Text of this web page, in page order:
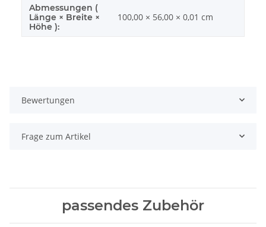
Abmessungen (
Länge × Breite ×
Höhe ):
100,00 × 56,00 × 0,01 cm
Bewertungen
Frage zum Artikel
passendes Zubehör